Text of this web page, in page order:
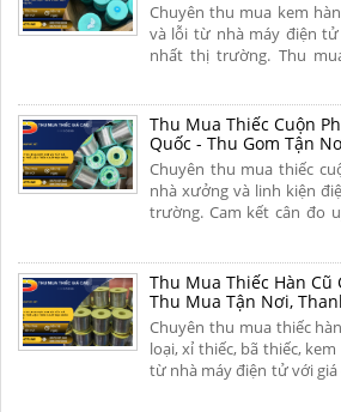
Chuyên thu mua kem
và lỗi từ nhà máy điện tử và các loại thiếc giá cao
nhất thị trường. Thu
minh bạch theo hàm
Thu Mua Thiếc Cuộn
Quốc - Thu Gom Tận
Chuyên thu mua thiếc
nhà xưởng và linh kiện
trường. Cam kết cân đo
một lần, vận chuyển tận
Thu Mua Thiếc Hàn Cũ
Thu Mua Tận Nơi,
Chuyên thu mua thiếc
loại, xỉ thiếc, bã thiếc,
từ nhà máy điện tử với
kết định giá minh bạch,